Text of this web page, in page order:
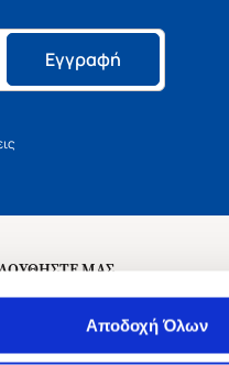
Αποδοχή Όλων
Εγγραφή
ΜΑΣ